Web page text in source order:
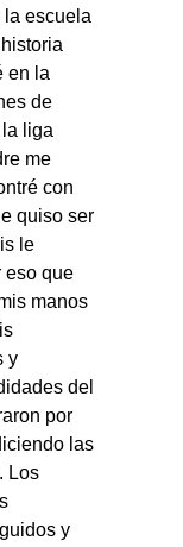
la escuela
en la
de
liga
me
con
quiso ser
le
eso que
manos
y
del
por
las
Los
y